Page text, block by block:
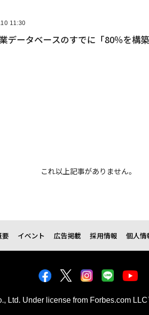
11:30
データベースのすでに「80％を構
これ以上記事がありません。
要 イベント 広告掲載 採用情報 個人情
Ltd. Under license from Forbes.com